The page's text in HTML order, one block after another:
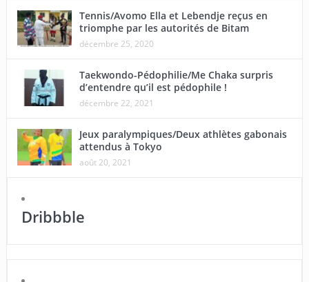
Tennis/Avomo Ella et Lebendje reçus en
triomphe par les autorités de Bitam
décembre 25, 2020
Taekwondo-Pédophilie/Me Chaka surpris
d’entendre qu’il est pédophile !
décembre 22, 2021
Jeux paralympiques/Deux athlètes gabonais
attendus à Tokyo
août 20, 2021
Dribbble